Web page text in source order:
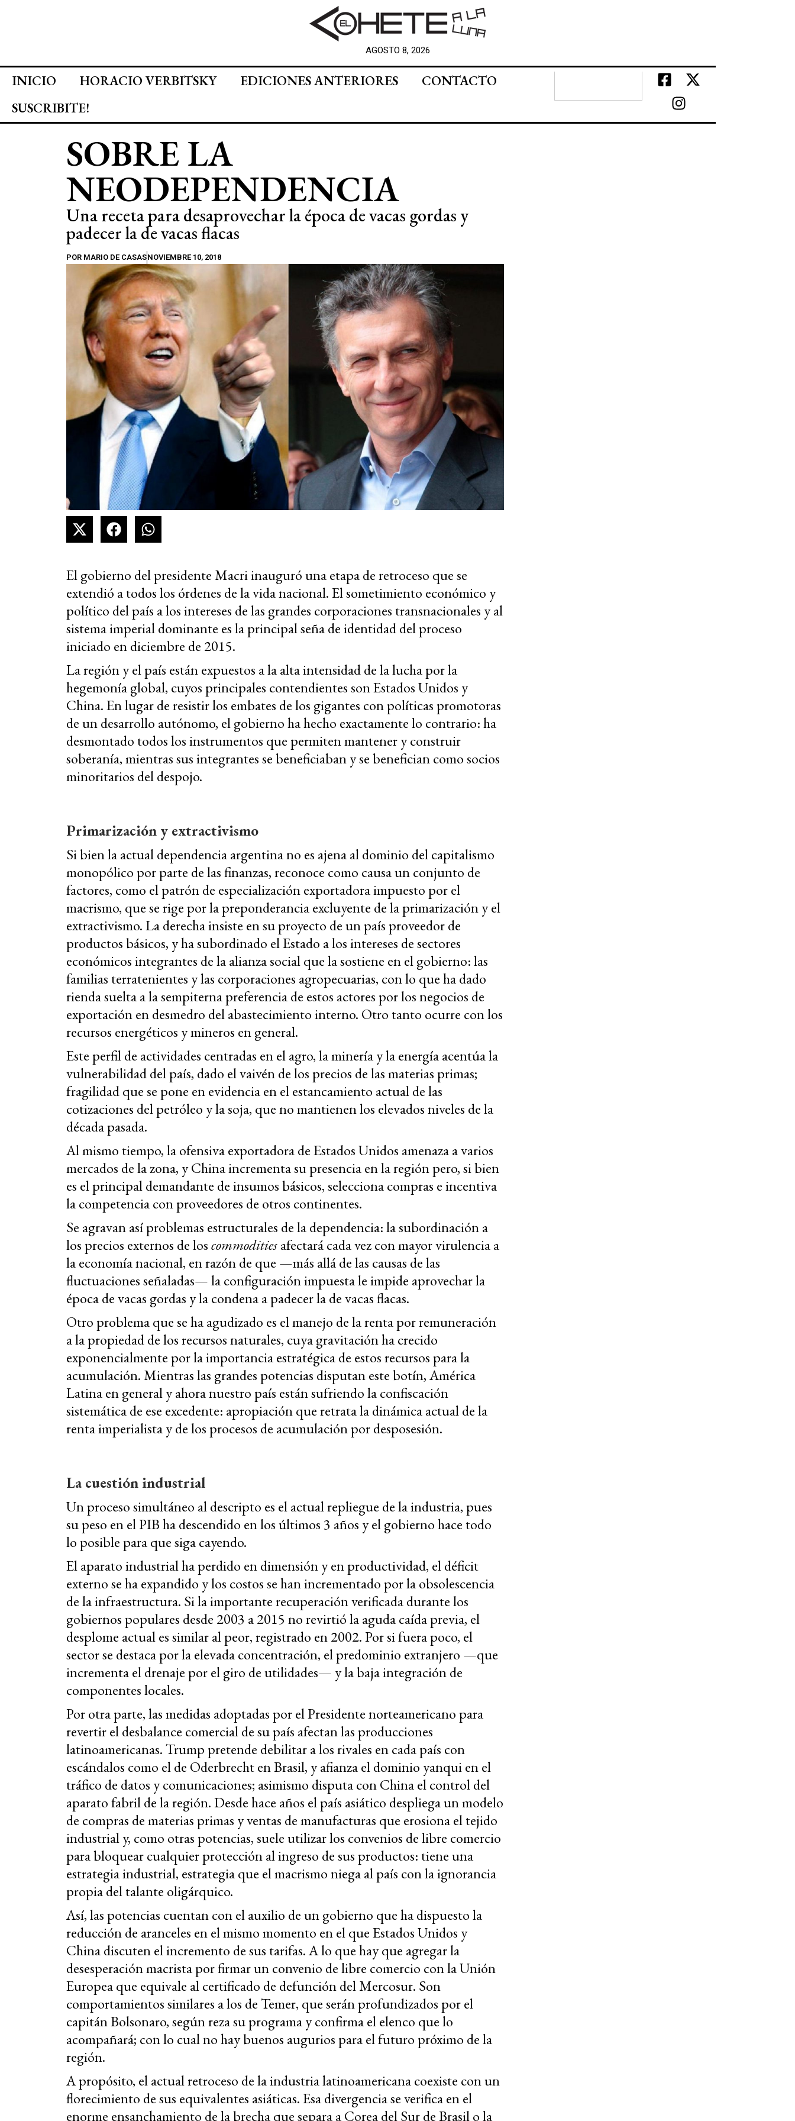
AGOSTO 8, 2026
INICIO HORACIO VERBITSKY EDICIONES ANTERIORES
CONTACTO
SUSCRIBITE!
SOBRE LA
NEODEPENDENCIA
Una receta para desaprovechar la época de vacas gordas y
padecer la de vacas flacas
POR MARIO DE CASASNOVIEMBRE 10, 2018
El gobierno del presidente Macri inauguró una etapa de retroceso que se
extendió a todos los órdenes de la vida nacional. El sometimiento económico y
político del país a los intereses de las grandes corporaciones transnacionales y al
sistema imperial dominante es la principal seña de identidad del proceso
iniciado en diciembre de 2015.
La región y el país están expuestos a la alta intensidad de la lucha por la
hegemonía global, cuyos principales contendientes son Estados Unidos y
China. En lugar de resistir los embates de los gigantes con políticas promotoras
de un desarrollo autónomo, el gobierno ha hecho exactamente lo contrario: ha
desmontado todos los instrumentos que permiten mantener y construir
soberanía, mientras sus integrantes se beneficiaban y se benefician como socios
minoritarios del despojo.
Primarización y extractivismo
Si bien la actual dependencia argentina no es ajena al dominio del capitalismo
monopólico por parte de las finanzas, reconoce como causa un conjunto de
factores, como el patrón de especialización exportadora impuesto por el
macrismo, que se rige por la preponderancia excluyente de la primarización y el
extractivismo. La derecha insiste en su proyecto de un país proveedor de
productos básicos, y ha subordinado el Estado a los intereses de sectores
económicos integrantes de la alianza social que la sostiene en el gobierno: las
familias terratenientes y las corporaciones agropecuarias, con lo que ha dado
rienda suelta a la sempiterna preferencia de estos actores por los negocios de
exportación en desmedro del abastecimiento interno. Otro tanto ocurre con los
recursos energéticos y mineros en general.
Este perfil de actividades centradas en el agro, la minería y la energía acentúa la
vulnerabilidad del país, dado el vaivén de los precios de las materias primas;
fragilidad que se pone en evidencia en el estancamiento actual de las
cotizaciones del petróleo y la soja, que no mantienen los elevados niveles de la
década pasada.
Al mismo tiempo, la ofensiva exportadora de Estados Unidos amenaza a varios
mercados de la zona, y China incrementa su presencia en la región pero, si bien
es el principal demandante de insumos básicos, selecciona compras e incentiva
la competencia con proveedores de otros continentes.
Se agravan así problemas estructurales de la dependencia: la subordinación a
los precios externos de loscommoditiesafectará cada vez con mayor virulencia a
la economía nacional, en razón de que —más allá de las causas de las
fluctuaciones señaladas— la configuración impuesta le impide aprovechar la
época de vacas gordas y la condena a padecer la de vacas flacas.
Otro problema que se ha agudizado es el manejo de la renta por remuneración
a la propiedad de los recursos naturales, cuya gravitación ha crecido
exponencialmente por la importancia estratégica de estos recursos para la
acumulación. Mientras las grandes potencias disputan este botín, América
Latina en general y ahora nuestro país están sufriendo la confiscación
sistemática de ese excedente: apropiación que retrata la dinámica actual de la
renta imperialista y de los procesos de acumulación por desposesión.
La cuestión industrial
Un proceso simultáneo al descripto es el actual repliegue de la industria, pues
su peso en el PIB ha descendido en los últimos 3 años y el gobierno hace todo
lo posible para que siga cayendo.
El aparato industrial ha perdido en dimensión y en productividad, el déficit
externo se ha expandido y los costos se han incrementado por la obsolescencia
de la infraestructura. Si la importante recuperación verificada durante los
gobiernos populares desde 2003 a 2015 no revirtió la aguda caída previa, el
desplome actual es similar al peor, registrado en 2002. Por si fuera poco, el
sector se destaca por la elevada concentración, el predominio extranjero —que
incrementa el drenaje por el giro de utilidades— y la baja integración de
componentes locales.
Por otra parte, las medidas adoptadas por el Presidente norteamericano para
revertir el desbalance comercial de su país afectan las producciones
latinoamericanas. Trump pretende debilitar a los rivales en cada país con
escándalos como el de Oderbrecht en Brasil, y afianza el dominio yanqui en el
tráfico de datos y comunicaciones; asimismo disputa con China el control del
aparato fabril de la región. Desde hace años el país asiático despliega un modelo
de compras de materias primas y ventas de manufacturas que erosiona el tejido
industrial y, como otras potencias, suele utilizar los convenios de libre comercio
para bloquear cualquier protección al ingreso de sus productos: tiene una
estrategia industrial, estrategia que el macrismo niega al país con la ignorancia
propia del talante oligárquico.
Así, las potencias cuentan con el auxilio de un gobierno que ha dispuesto la
reducción de aranceles en el mismo momento en el que Estados Unidos y
China discuten el incremento de sus tarifas. A lo que hay que agregar la
desesperación macrista por firmar un convenio de libre comercio con la Unión
Europea que equivale al certificado de defunción del Mercosur. Son
comportamientos similares a los de Temer, que serán profundizados por el
capitán Bolsonaro, según reza su programa y confirma el elenco que lo
acompañará; con lo cual no hay buenos augurios para el futuro próximo de la
región.
A propósito, el actual retroceso de la industria latinoamericana coexiste con un
florecimiento de sus equivalentes asiáticas. Esa divergencia se verifica en el
enorme ensanchamiento de la brecha que separa a Corea del Sur de Brasil o la